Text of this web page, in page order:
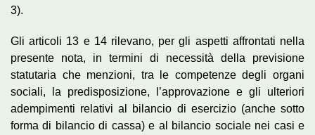
3).
Gli articoli 13 e 14 rilevano, per gli aspetti affrontati nella
presente nota, in termini di necessità della previsione
statutaria che menzioni, tra le competenze degli organi
sociali, la predisposizione, l’approvazione e gli ulteriori
adempimenti relativi al bilancio di esercizio (anche sotto
forma di bilancio di cassa) e al bilancio sociale nei casi e